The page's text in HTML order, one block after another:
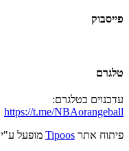
פייסבוק
טלגרם
עדכנוים בטלגרם:
https://t.me/NBAorangeball
פיתוח אתר Tipoos מופעל ע"י